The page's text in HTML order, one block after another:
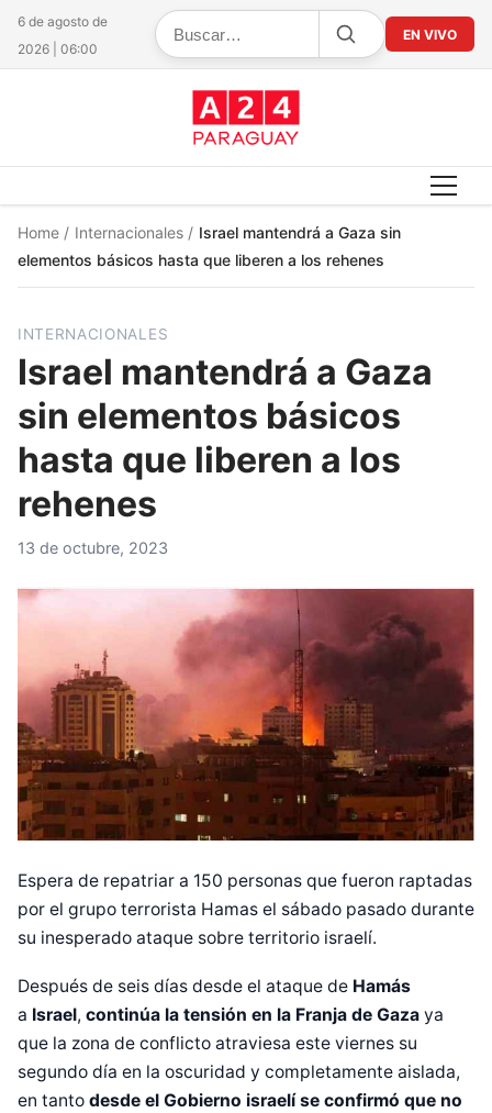
6 de agosto de
2026 | 06:00
EN VIVO
Home / Internacionales / Israel mantendrá a Gaza sin
elementos básicos hasta que liberen a los rehenes
INTERNACIONALES
Israel mantendrá a Gaza
sin elementos básicos
hasta que liberen a los
rehenes
13 de octubre, 2023
Espera de repatriar a 150 personas que fueron raptadas
por el grupo terrorista Hamas el sábado pasado durante
su inesperado ataque sobre territorio israelí.
Después de seis días desde el ataque de Hamás
a Israel, continúa la tensión en la Franja de Gaza ya
que la zona de conflicto atraviesa este viernes su
segundo día en la oscuridad y completamente aislada,
en tanto desde el Gobierno israelí se confirmó que no